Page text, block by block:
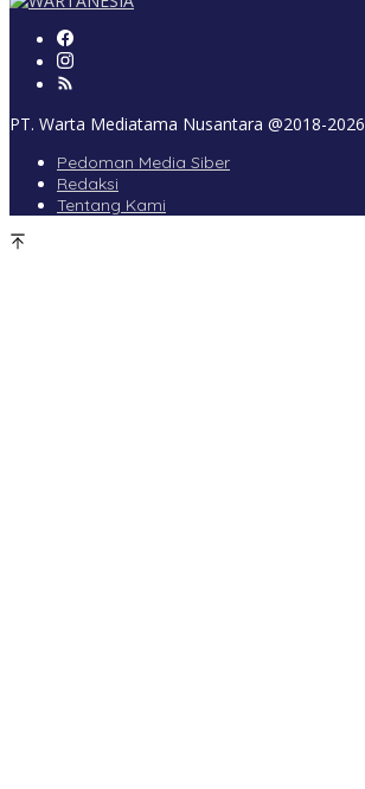
PT. Warta Mediatama Nusantara @2018-2026
Pedoman Media Siber
Redaksi
Tentang Kami